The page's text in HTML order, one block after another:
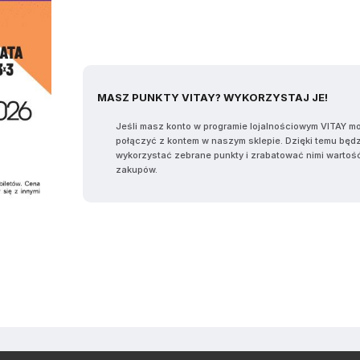
MASZ PUNKTY VITAY? WYKORZYSTAJ JE!
Jeśli masz konto w programie lojalnościowym VITAY
połączyć z kontem w naszym sklepie. Dzięki temu
wykorzystać zebrane punkty i zrabatować nimi
zakupów.